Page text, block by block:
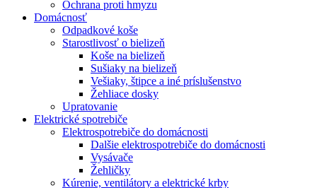
Ochrana proti hmyzu
Domácnosť
Odpadkové koše
Starostlivosť o bielizeň
Koše na bielizeň
Sušiaky na bielizeň
Vešiaky, štipce a iné príslušenstvo
Žehliace dosky
Upratovanie
Elektrické spotrebiče
Elektrospotrebiče do domácnosti
Dalšie elektrospotrebiče do domácnosti
Vysávače
Žehličky
Kúrenie, ventilátory a elektrické krby